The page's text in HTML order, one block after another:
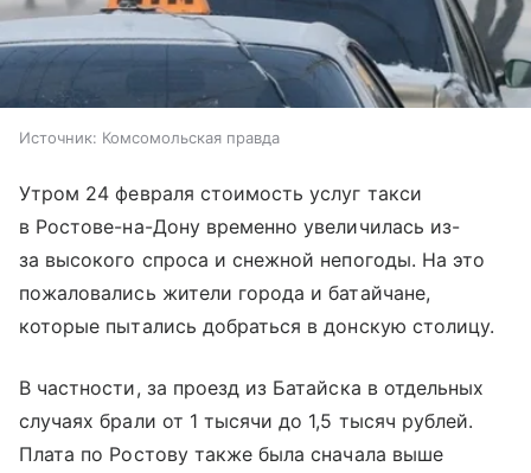
Источник: Комсомольская правда
Утром 24 февраля стоимость услуг такси
в Ростове-на-Дону временно увеличилась из-
за высокого спроса и снежной непогоды. На это
пожаловались жители города и батайчане,
которые пытались добраться в донскую столицу.
В частности, за проезд из Батайска в отдельных
случаях брали от 1 тысячи до 1,5 тысяч рублей.
Плата по Ростову также была сначала выше